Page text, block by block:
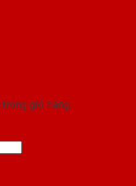
giỏ hàng.